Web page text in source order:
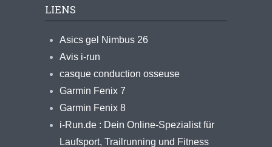
LIENS
Asics gel Nimbus 26
Avis i-run
casque conduction osseuse
Garmin Fenix 7
Garmin Fenix 8
i-Run.de : Dein Online-Spezialist für
Laufsport, Trailrunning und Fitness